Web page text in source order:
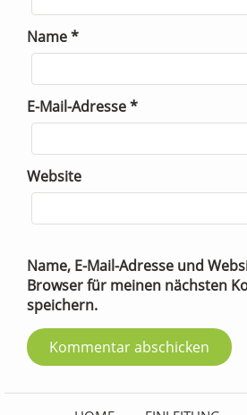
Name*
E-Mail-Adresse*
Website
Name, E-Mail-Adresse und
Browser für meinen nächsten
speichern.